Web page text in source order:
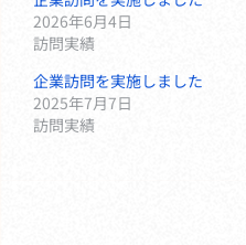
2026年6月4日
訪問実績
企業訪問を実施しました
2025年7月7日
訪問実績